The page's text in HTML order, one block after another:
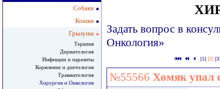
Собаки
Кошки
Грызуны
Терапия
Дерматология
Инфекции и паразиты
Кормление и диетология
Травматология
Хирургия и Онкология
Задать вопрос в
Онкология»
[1] [2]
№55566 Хомяк упал